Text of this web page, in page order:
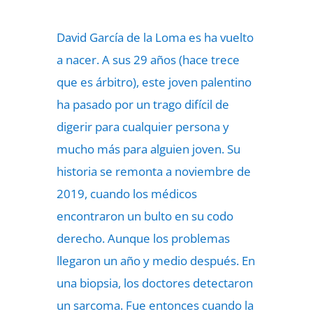
David García de la Loma es ha vuelto
a nacer. A sus 29 años (hace trece
que es árbitro), este joven palentino
ha pasado por un trago difícil de
digerir para cualquier persona y
mucho más para alguien joven. Su
historia se remonta a noviembre de
2019, cuando los médicos
encontraron un bulto en su codo
derecho. Aunque los problemas
llegaron un año y medio después. En
una biopsia, los doctores detectaron
un sarcoma. Fue entonces cuando la